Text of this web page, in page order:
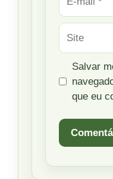
mail
Site
Salvar
que eu